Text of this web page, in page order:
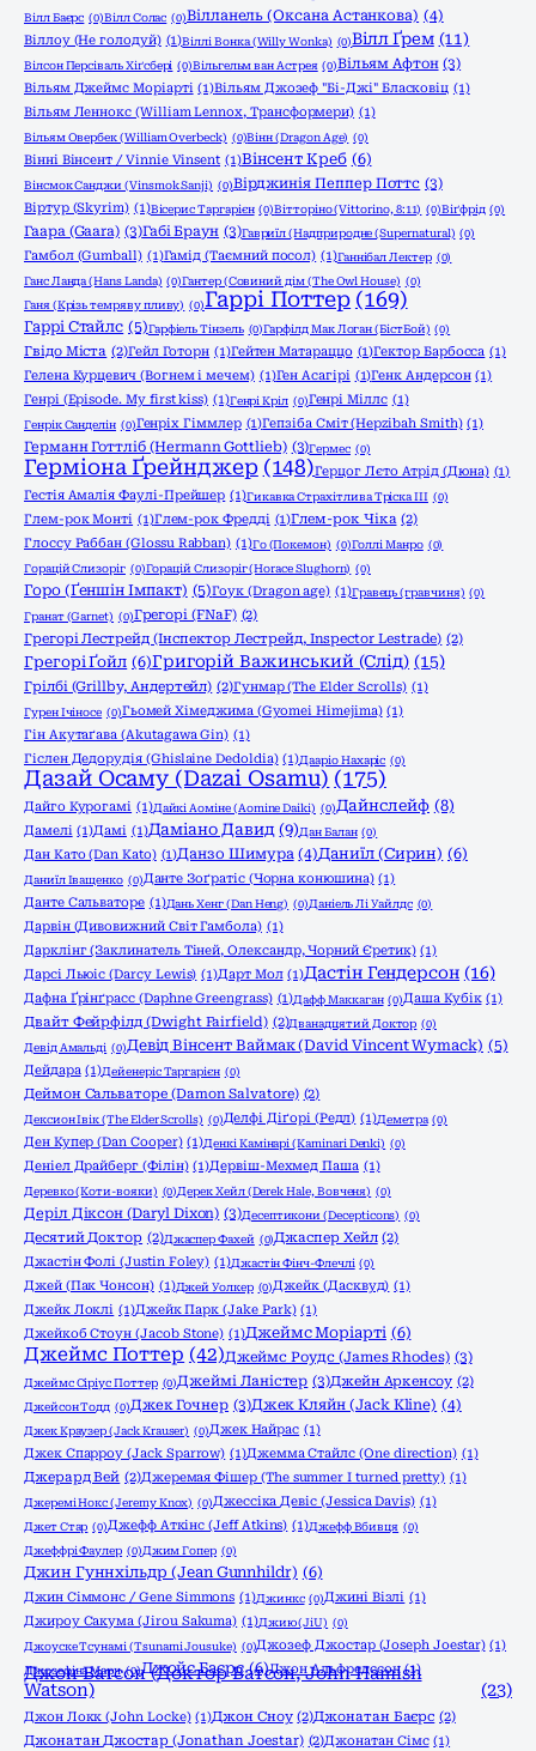
Вілл Баєрс (0)Вілл Солас (0)Вілланель (Оксана Астанкова) (4)
Віллоу (Не голодуй) (1)Віллі Вонка (Willy Wonka) (0)Вілл Ґрем (11)
Вілсон Персіваль Хіґсбері (0)Вільгельм ван Астрея (0)Вільям Афтон (3)
Вільям Джеймс Моріарті (1)Вільям Джозеф "Бі-Джі" Бласковіц (1)
Вільям Леннокс (William Lennox, Трансформери) (1)
Вільям Овербек (William Overbeck) (0)Вінн (Dragon Age) (0)
Вінні Вінсент / Vinnie Vinsent (1)Вінсент Креб (6)
Вінсмок Санджи (Vinsmok Sanji) (0)Вірджинія Пеппер Поттс (3)
Віртур (Skyrim) (1)Вісерис Таргарієн (0)Вітторіно (Vittorino, 8:11) (0)Віґфрід (0)
Гаара (Gaara) (3)Габі Браун (3)Гавриїл (Надприродне (Supernatural) (0)
Гамбол (Gumball) (1)Гамід (Таємний посол) (1)Ганнібал Лектер (0)
Ганс Ланда (Hans Landa) (0)Гантер (Совиний дім (The Owl House) (0)
Ганя (Крізь темряву пливу) (0)Гаррі Поттер (169)
Гаррі Стайлс (5)Гарфіель Тінзель (0)Гарфілд Мак Логан (БістБой) (0)
Гвідо Міста (2)Гейл Готорн (1)Гейтен Матараццо (1)Гектор Барбосса (1)
Гелена Курцевич (Вогнем і мечем) (1)Ген Асагірі (1)Генк Андерсон (1)
Генрі (Episode. My first kiss) (1)Генрі Кріл (0)Генрі Міллс (1)
Генрік Санделін (0)Генріх Гіммлер (1)Гепзіба Сміт (Hepzibah Smith) (1)
Германн Готтліб (Hermann Gottlieb) (3)Гермес (0)
Герміона Ґрейнджер (148)Герцог Лєто Атрід (Дюна) (1)
Гестія Амалія Фаулі-Прейшер (1)Гикавка Страхітлива Тріска ІІІ (0)
Глем-рок Монті (1)Глем-рок Фредді (1)Глем-рок Чіка (2)
Глоссу Раббан (Glossu Rabban) (1)Го (Покемон) (0)Голлі Манро (0)
Горацій Слизоріг (0)Горацій Слизоріг (Horace Slughorn) (0)
Горо (Ґеншін Імпакт) (5)Гоук (Dragon age) (1)Гравець (гравчиня) (0)
Гранат (Garnet) (0)Грегорі (FNaF) (2)
Грегорі Лестрейд (Інспектор Лестрейд, Inspector Lestrade) (2)
Грегорі Ґойл (6)Григорій Важинський (Слід) (15)
Грілбі (Grillby, Андертейл) (2)Гунмар (The Elder Scrolls) (1)
Гурен Ічіносе (0)Гьомей Хімеджима (Gyomei Himejima) (1)
Гін Акутаґава (Akutagawa Gin) (1)
Гіслен Дедорудія (Ghislaine Dedoldia) (1)Дааріо Нахаріс (0)
Дазай Осаму (Dazai Osamu) (175)
Дайго Курогамі (1)Дайкі Аоміне (Aomine Daiki) (0)Дайнслейф (8)
Дамелі (1)Дамі (1)Даміано Давид (9)Дан Балан (0)
Дан Като (Dan Katо) (1)Данзо Шимура (4)Даниїл (Сирин) (6)
Даниїл Іващенко (0)Данте Зоґратіс (Чорна конюшина) (1)
Данте Сальваторе (1)Дань Хенг (Dan Heng) (0)Даніель Лі Уайлдс (0)
Дарвін (Дивовижний Світ Гамбола) (1)
Дарклінг (Заклинатель Тіней, Олександр, Чорний Єретик) (1)
Дарсі Льюіс (Darcy Lewis) (1)Дарт Мол (1)Дастін Гендерсон (16)
Дафна Ґрінґрасс (Daphne Greengrass) (1)Дафф Маккаган (0)Даша Кубік (1)
Двайт Фейрфілд (Dwight Fairfield) (2)Дванадцятий Доктор (0)
Девід Амальді (0)Девід Вінсент Ваймак (David Vincent Wymack) (5)
Дейдара (1)Дейенеріс Таргарієн (0)
Деймон Сальваторе (Damon Salvatore) (2)
Дексион Івік (The Elder Scrolls) (0)Делфі Діґорі (Редл) (1)Деметра (0)
Ден Купер (Dan Cooper) (1)Денкі Камінарі (Kaminari Denki) (0)
Деніел Драйберг (Філін) (1)Дервіш-Мехмед Паша (1)
Деревко (Коти-вояки) (0)Дерек Хейл (Derek Hale, Вовченя) (0)
Деріл Діксон (Daryl Dixon) (3)Десептикони (Decepticons) (0)
Десятий Доктор (2)Джаспер Фахей (0)Джаспер Хейл (2)
Джастін Фолі (Justin Foley) (1)Джастін Фінч-Флечлі (0)
Джей (Пак Чонсон) (1)Джей Уолкер (0)Джейк (Дасквуд) (1)
Джейк Локлі (1)Джейк Парк (Jake Park) (1)
Джейкоб Стоун (Jacob Stone) (1)Джеймс Моріарті (6)
Джеймс Поттер (42)Джеймс Роудс (James Rhodes) (3)
Джеймс Сіріус Поттер (0)Джеймі Ланістер (3)Джейн Аркенсоу (2)
Джейсон Тодд (0)Джек Гочнер (3)Джек Кляйн (Jack Kline) (4)
Джек Краузер (Jack Krauser) (0)Джек Найрас (1)
Джек Спарроу (Jack Sparrow) (1)Джемма Стайлс (One direction) (1)
Джерард Вей (2)Джеремая Фішер (The summer I turned pretty) (1)
Джеремі Нокс (Jeremy Knox) (0)Джессіка Девіс (Jessica Davis) (1)
Джет Стар (0)Джефф Аткінс (Jeff Atkins) (1)Джефф Вбивця (0)
Джеффрі Фаулер (0)Джим Гопер (0)
Джин Гуннхільдр (Jean Gunnhildr) (6)
Джин Сіммонс / Gene Simmons (1)Джинкс (0)Джині Візлі (1)
Джироу Сакума (Jirou Sakuma) (1)Джию (JiU) (0)
Джоyске Тсунамі (Tsunami Jousuke) (0)Джозеф Джостар (Joseph Joestar) (1)
Джозефіна Марч (0)Джойс Баєрс (6)Джон Альфредссон (1)
Джон Ватсон (Доктор Ватсон, John Hamish
Watson)
(23)
Джон Локк (John Locke) (1)Джон Сноу (2)Джонатан Баєрс (2)
Джонатан Джостар (Jonathan Joestar) (2)Джонатан Сімс (1)